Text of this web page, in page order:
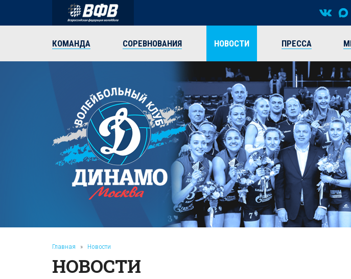
КОМАНДА СОРЕВНОВАНИЯ НОВОСТИ ПРЕССА
Главная » Новости
НОВОСТИ